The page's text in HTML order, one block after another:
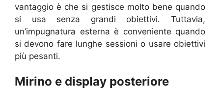
vantaggio è che si gestisce molto bene quando
si usa senza grandi obiettivi. Tuttavia,
un’impugnatura esterna è conveniente quando
si devono fare lunghe sessioni o usare obiettivi
più pesanti.
Mirino e display posteriore